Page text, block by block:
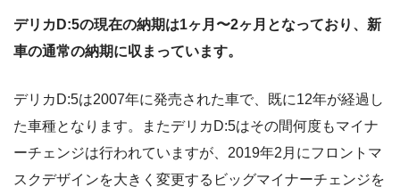
デリカD:5の現在の納期は1ヶ月〜2ヶ月となっており、新
車の通常の納期に収まっています。
デリカD:5は2007年に発売された車で、既に12年が経過し
た車種となります。またデリカD:5はその間何度もマイナ
ーチェンジは行われていますが、2019年2月にフロントマ
スクデザインを大きく変更するビッグマイナーチェンジを